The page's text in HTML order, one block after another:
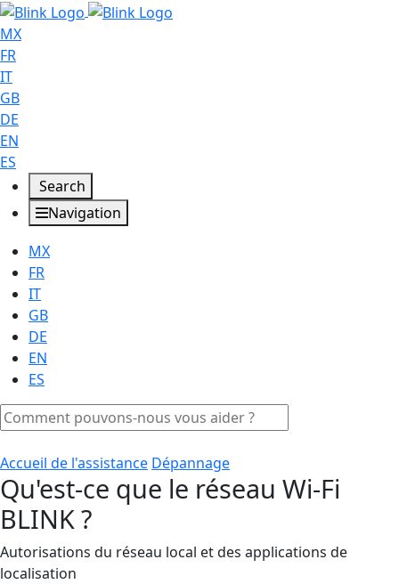
MX
FR
IT
GB
DE
EN
ES
Search
Navigation
MX
FR
IT
GB
DE
EN
ES
Accueil de l'assistance Dépannage
Qu'est-ce que le réseau Wi-Fi
BLINK ?
Autorisations du réseau local et des applications de
localisation